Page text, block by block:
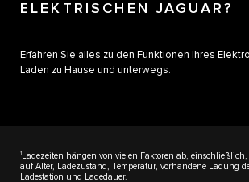
ELEKTRISCHEN JAGUAR?
Erfahren Sie alles zu den Funktionen Ihres
Laden zu Hause und unterwegs.
1
Ladezeiten hängen von vielen Faktoren ab,
auf Alter, Ladezustand, Temperatur, vorhandene Ladung
Ladestation und Ladedauer.